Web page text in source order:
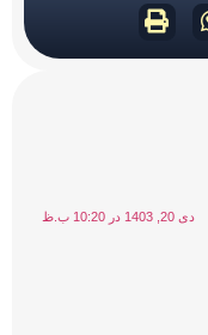
دی 20, 1403 در 10:20 ب.ظ